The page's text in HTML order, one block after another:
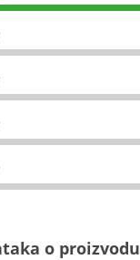
o proizvodu